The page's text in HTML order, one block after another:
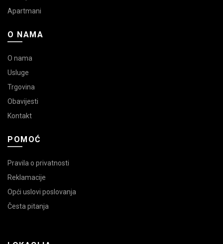
Apartmani
O NAMA
O nama
Usluge
Trgovina
Obavijesti
Kontakt
POMOĆ
Pravila o privatnosti
Reklamacije
Opći uslovi poslovanja
Česta pitanja